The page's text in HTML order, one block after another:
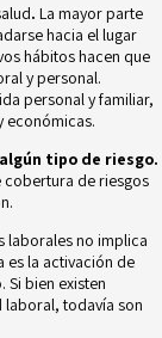
. La mayor parte
hacia el lugar
hábitos hacen que
y personal.
personal y familiar,
económicas.
tipo de riesgo.
cobertura de riesgos
laborales no implica
es la activación de
Si bien existen
laboral, todavía son